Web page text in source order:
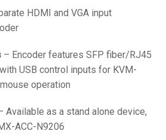
HDMI and VGA input
– Encoder features SFP fiber/RJ45
USB control inputs for KVM-
operation
Available as a stand alone device,
ACC-N9206